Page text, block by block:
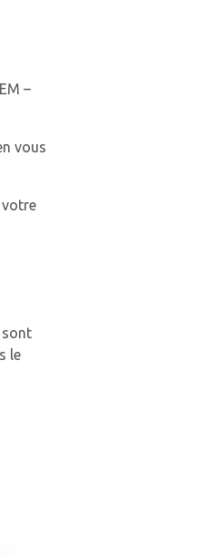
–
vous
votre
sont
le